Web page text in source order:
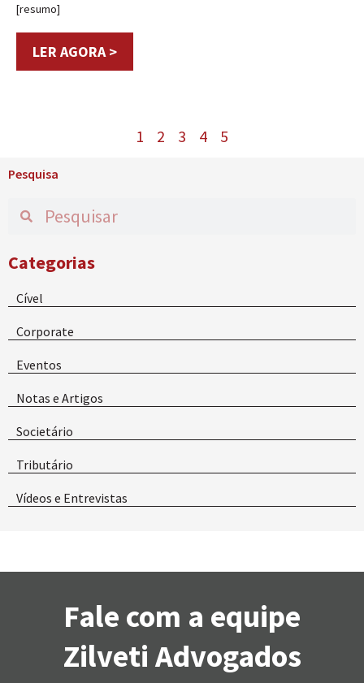
[resumo]
LER AGORA >
1 2 3 4 5
Pesquisa
Categorias
Cível
Corporate
Eventos
Notas e Artigos
Societário
Tributário
Vídeos e Entrevistas
Fale com a equipe
Zilveti Advogados